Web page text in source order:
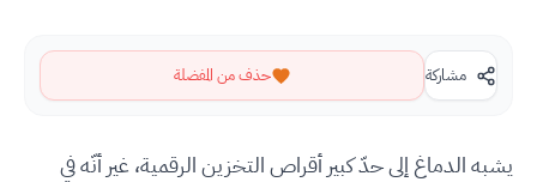
مشاركة حذف من المفضلة
يشبه الدماغ إلى حدّ كبير أقراص التخزين الرقمية، غير أنّه في